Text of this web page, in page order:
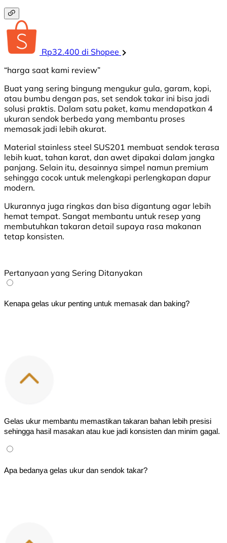
Rp32.400 di Shopee
“harga saat kami review”
Buat yang sering bingung mengukur gula, garam, kopi,
atau bumbu dengan pas, set sendok takar ini bisa jadi
solusi praktis. Dalam satu paket, kamu mendapatkan 4
ukuran sendok berbeda yang membantu proses
memasak jadi lebih akurat.
Material stainless steel SUS201 membuat sendok terasa
lebih kuat, tahan karat, dan awet dipakai dalam jangka
panjang. Selain itu, desainnya simpel namun premium
sehingga cocok untuk melengkapi perlengkapan dapur
modern.
Ukurannya juga ringkas dan bisa digantung agar lebih
hemat tempat. Sangat membantu untuk resep yang
membutuhkan takaran detail supaya rasa makanan
tetap konsisten.
Pertanyaan yang Sering Ditanyakan
Kenapa gelas ukur penting untuk memasak dan baking?
Gelas ukur membantu memastikan takaran bahan lebih presisi
sehingga hasil masakan atau kue jadi konsisten dan minim gagal.
Apa bedanya gelas ukur dan sendok takar?